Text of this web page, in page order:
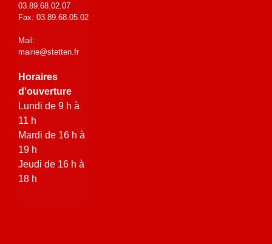
03.89.68.02.07
Fax: 03.89.68.05.02
Mail:
mairie@stetten.fr
Horaires
d'ouverture
Lundi de 9 h à
11 h
Mardi de 16 h à
19 h
Jeudi de 16 h à
18 h